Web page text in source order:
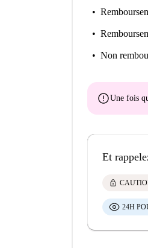
Non
errorUne fois
Et
lock
24H